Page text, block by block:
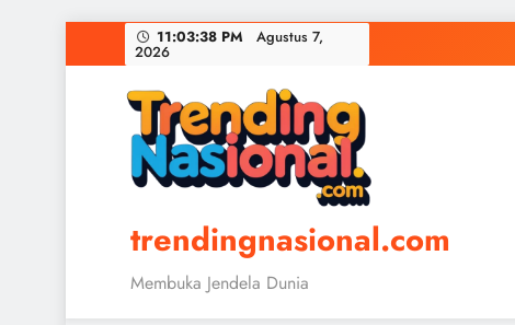
to
11:03:38 PM Agustus 7,
2026
trendingnasional.com
Membuka Jendela Dunia